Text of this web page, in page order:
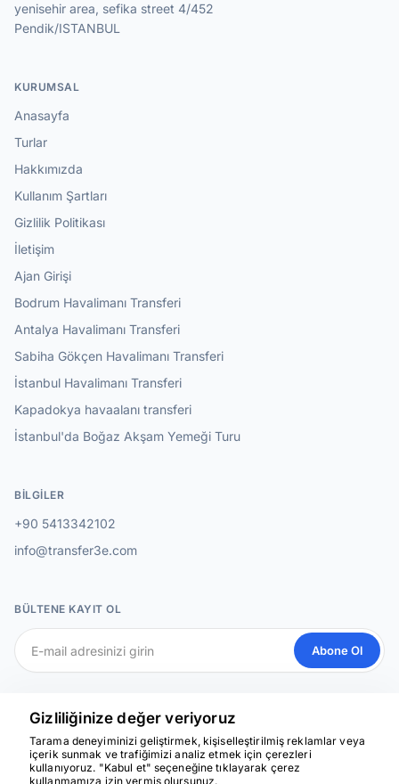
yenisehir area, sefika street 4/452
Pendik/ISTANBUL
KURUMSAL
Anasayfa
Turlar
Hakkımızda
Kullanım Şartları
Gizlilik Politikası
İletişim
Ajan Girişi
Bodrum Havalimanı Transferi
Antalya Havalimanı Transferi
Sabiha Gökçen Havalimanı Transferi
İstanbul Havalimanı Transferi
Kapadokya havaalanı transferi
İstanbul'da Boğaz Akşam Yemeği Turu
BILGILER
+90 5413342102
info@transfer3e.com
BÜLTENE KAYIT OL
Abone Ol
Gizliliğinize değer veriyoruz
Tarama deneyiminizi geliştirmek, kişiselleştirilmiş reklamlar veya
içerik sunmak ve trafiğimizi analiz etmek için çerezleri
kullanıyoruz. "Kabul et" seçeneğine tıklayarak çerez
kullanmamıza izin vermiş olursunuz.
Yardım için buradayız